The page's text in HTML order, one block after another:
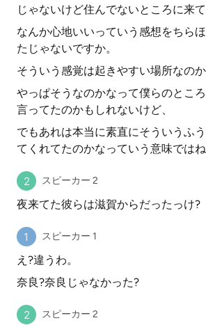
じゃないけど住んでないところに来て
なんか心地いいっていう感想をちら
たじゃないですか。
そういう感覚は起きやすい場所なのか
やっぱそうなのかなって僕らのとこ
言ってたのかもしれないけど、
でもあれは本当に素直にそういうふ
てくれてたのかなっていう意味ではね
スピーカー 2
夜来てた彼らは滋賀からだったっけ?
スピーカー 1
え?違うわ。
奈良?奈良じゃなかった?
スピーカー 2